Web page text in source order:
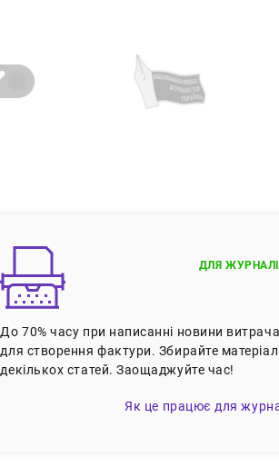
ДЛЯ
До 70% часу при написанні новини
для створення фактури. Збирайте
декількох статей. Заощаджуйте час!
Як це працює для